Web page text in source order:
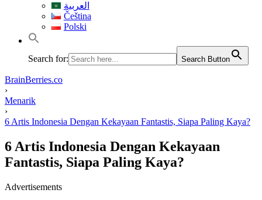
العربية
Čeština
Polski
Search for: Search Button
BrainBerries.co
›
Menarik
›
6 Artis Indonesia Dengan Kekayaan Fantastis, Siapa Paling Kaya?
6 Artis Indonesia Dengan Kekayaan
Fantastis, Siapa Paling Kaya?
Advertisements